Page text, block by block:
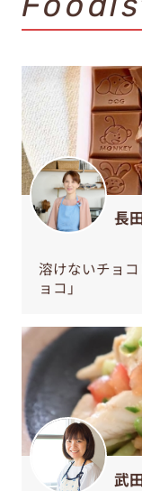
長
溶けないチョ
ョコ」
武